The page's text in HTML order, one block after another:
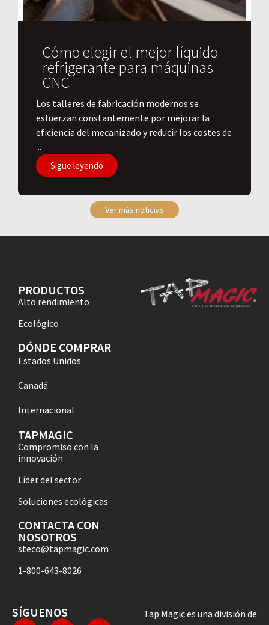
Cómo elegir el mejor líquido
refrigerante para máquinas
CNC
Los talleres de fabricación modernos se
esfuerzan constantemente por mejorar la
eficiencia del mecanizado y reducir los costes de
...
Sigue leyendo
Ver más noticias
PRODUCTOS
Alto rendimiento
Ecológico
DÓNDE COMPRAR
Estados Unidos
Canadá
Internacional
TAPMAGIC
Compromiso con la
innovación
Líder del sector
Soluciones ecológicas
CONTACTA CON
NOSOTROS
steco@tapmagic.com
1-800-643-8026
SÍGUENOS
Tap Magic es una división de